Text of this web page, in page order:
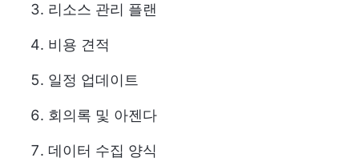
리소스 관리 플랜
비용 견적
일정 업데이트
회의록 및 아젠다
데이터 수집 양식